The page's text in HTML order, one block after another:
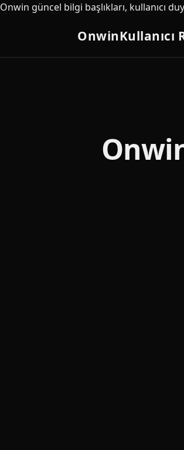
Onwin güncel bilgi başlıkları, kullanıcı
OnwinKullanıcı